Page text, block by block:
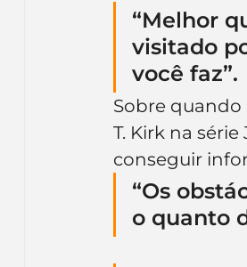
“Melhor
visitado
você faz”.
Sobre
T. Kirk na
conseguir
“Os
o quanto